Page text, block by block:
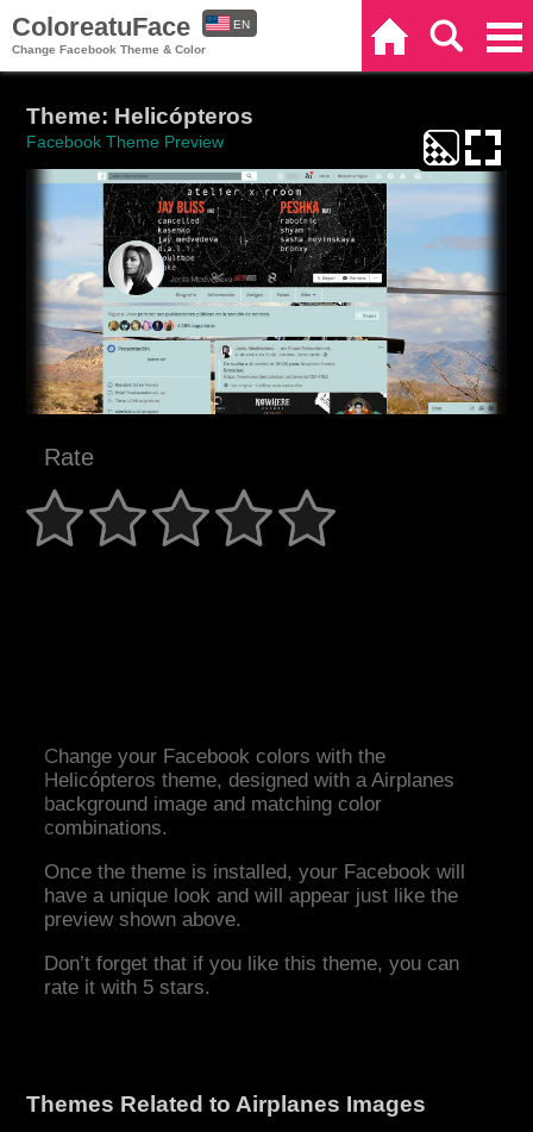
ColoreatuFace
Change Facebook Theme & Color
EN
Theme: Helicópteros
Facebook Theme Preview
Rate
Change your Facebook colors with the
Helicópteros theme, designed with a Airplanes
background image and matching color
combinations.
Once the theme is installed, your Facebook will
have a unique look and will appear just like the
preview shown above.
Don’t forget that if you like this theme, you can
rate it with 5 stars.
Themes Related to Airplanes Images